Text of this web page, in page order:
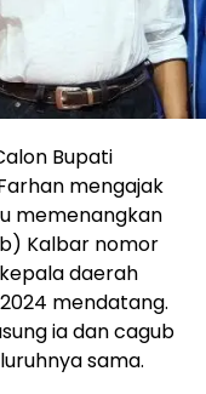
Bupati
mengajak
memenangkan
Kalbar nomor
daerah
mendatang.
ia dan cagub
sama.